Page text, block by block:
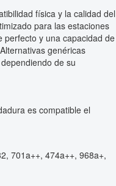
física y la calidad del
para las estaciones
perfecto y una capacidad de
genéricas
de su
es compatible el
701a++, 474a++, 968a+,